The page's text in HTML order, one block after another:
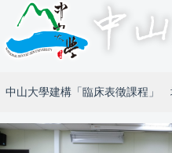
中山大學建構「臨床表徵課程」